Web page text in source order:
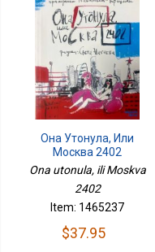
Она Утонула, Или
Москва 2402
Ona utonula, ili Moskva
2402
Item: 1465237
$37.95